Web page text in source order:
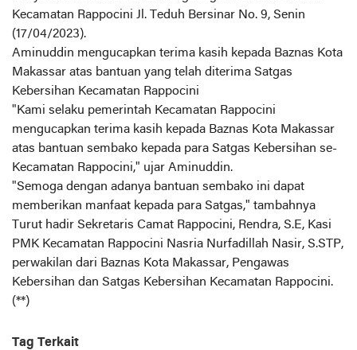
Kecamatan Rappocini Jl. Teduh Bersinar No. 9, Senin
(17/04/2023).
Aminuddin mengucapkan terima kasih kepada Baznas Kota
Makassar atas bantuan yang telah diterima Satgas
Kebersihan Kecamatan Rappocini
"Kami selaku pemerintah Kecamatan Rappocini
mengucapkan terima kasih kepada Baznas Kota Makassar
atas bantuan sembako kepada para Satgas Kebersihan se-
Kecamatan Rappocini," ujar Aminuddin.
"Semoga dengan adanya bantuan sembako ini dapat
memberikan manfaat kepada para Satgas," tambahnya
Turut hadir Sekretaris Camat Rappocini, Rendra, S.E, Kasi
PMK Kecamatan Rappocini Nasria Nurfadillah Nasir, S.STP,
perwakilan dari Baznas Kota Makassar, Pengawas
Kebersihan dan Satgas Kebersihan Kecamatan Rappocini.
(**)
Tag Terkait